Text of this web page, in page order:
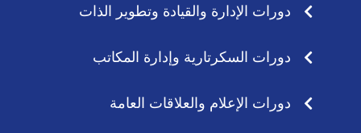
دورات الإدارة والقيادة وتطوير الذات
دورات السكرتارية وإدارة المكاتب
دورات الإعلام والعلاقات العامة